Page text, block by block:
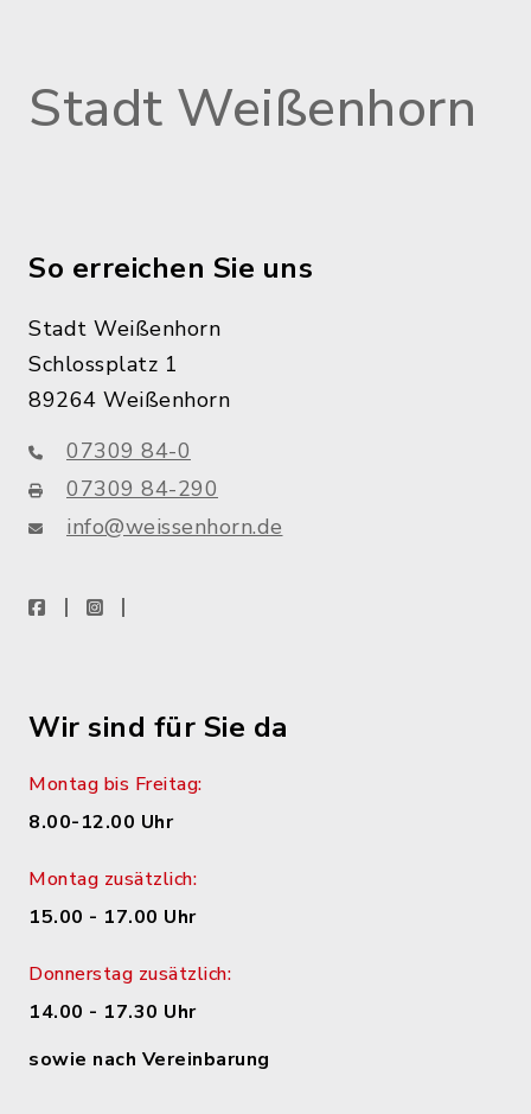
Stadt Weißenhorn
So erreichen Sie uns
Stadt Weißenhorn
Schlossplatz 1
89264 Weißenhorn
07309 84-0
07309 84-290
info@weissenhorn.de
facebookinstagram
Wir sind für Sie da
Montag bis Freitag:
8.00-12.00 Uhr
Montag zusätzlich:
15.00 - 17.00 Uhr
Donnerstag zusätzlich:
14.00 - 17.30 Uhr
sowie nach Vereinbarung